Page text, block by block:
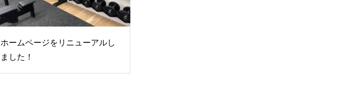
ホームページをリニューアルし
ました！